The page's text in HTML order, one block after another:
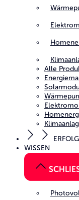
Alle
WISSEN